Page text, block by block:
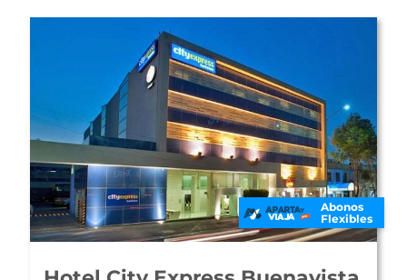
Abonos
Flexibles